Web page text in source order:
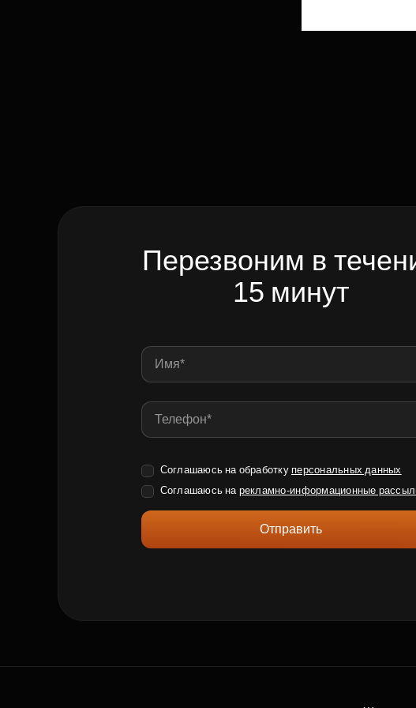
Перезвоним в
15 минут
Соглашаюсь на обработку персональных данных
Соглашаюсь на рекламно-информационные
Отправить